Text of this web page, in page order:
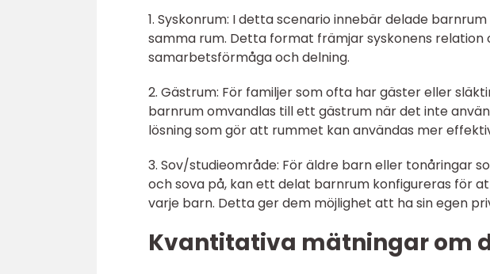
1. Syskonrum: I detta scenario innebär delade
samma rum. Detta format främjar syskonens
samarbetsförmåga och delning.
2. Gästrum: För familjer som ofta har gäster eller
barnrum omvandlas till ett gästrum när det inte
lösning som gör att rummet kan användas mer
3. Sov/studieområde: För äldre barn eller tonåringar
och sova på, kan ett delat barnrum konfigureras för
varje barn. Detta ger dem möjlighet att ha sin egen
Kvantitativa mätningar om